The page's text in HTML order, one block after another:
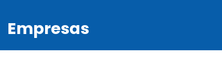
Empresas